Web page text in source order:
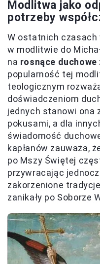
Modlitwa jako
potrzeby
W ostatnich
w modlitwie do
na rosnące
popularność tej
teologicznym
doświadczeniom
jednych stanowi ona
pokusami, a dla
świadomość
kapłanów zauważa,
po Mszy Świętej
przywracając
zakorzenione
zanikały po Soborze